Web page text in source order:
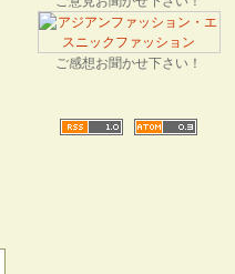
ご感想お聞かせ下さい！